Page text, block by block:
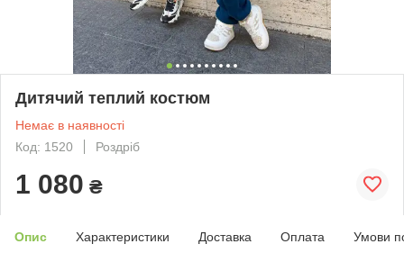
Дитячий теплий костюм
Немає в наявності
Код: 1520
Роздріб
1 080 ₴
Опис Характеристики Доставка Оплата Умови